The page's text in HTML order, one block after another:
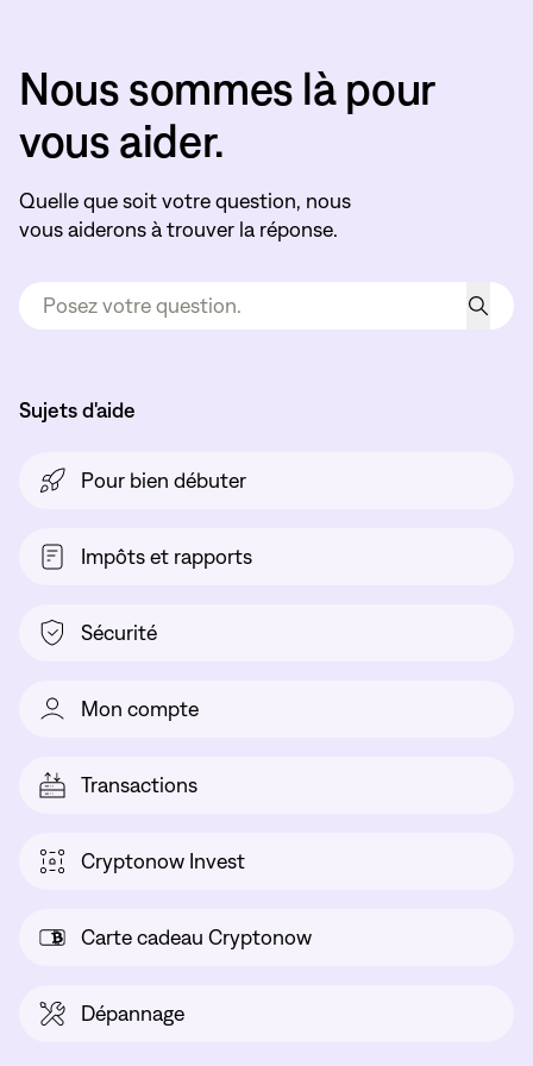
Nous sommes là pour
vous aider.
Quelle que soit votre question, nous
vous aiderons à trouver la réponse.
Sujets d'aide
Pour bien débuter
Impôts et rapports
Sécurité
Mon compte
Transactions
Cryptonow Invest
Carte cadeau Cryptonow
Dépannage